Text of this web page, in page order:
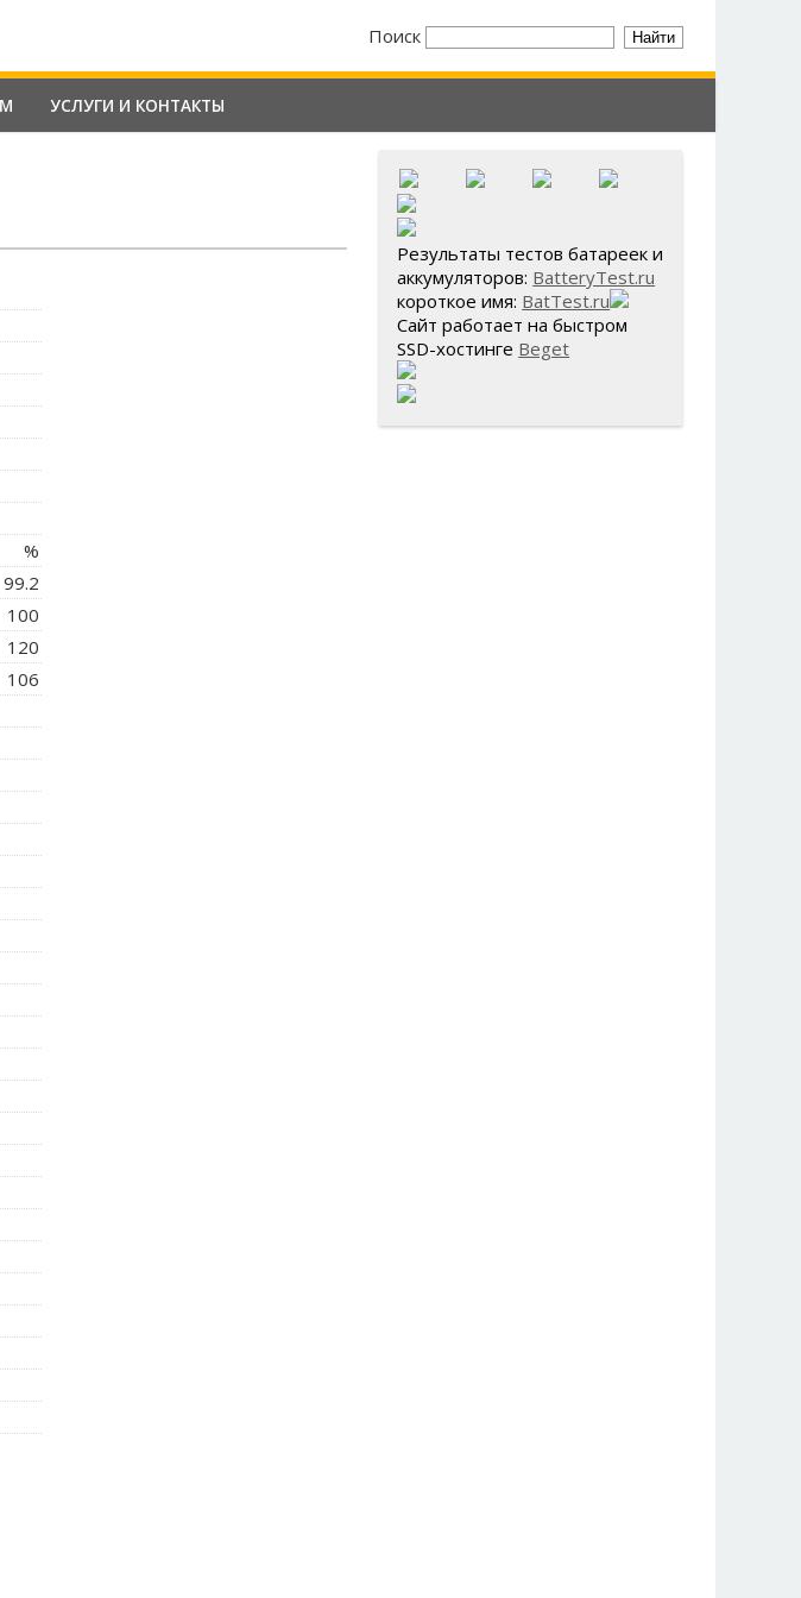
Поиск
УСЛУГИ И КОНТАКТЫ
%
99.2
100
120
106
Результаты тестов батареек и
аккумуляторов: BatteryTest.ru
короткое имя: BatTest.ru
Сайт работает на быстром
SSD-хостинге Beget